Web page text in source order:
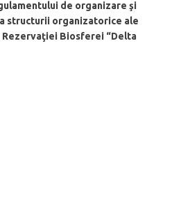
de organizare şi
structurii organizatorice ale
Biosferei “Delta